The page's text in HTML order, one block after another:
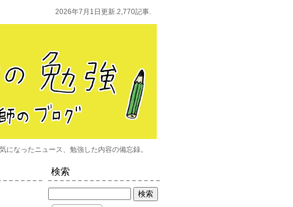
2026年7月1日更新.2,770記事.
なったニュース、勉強した内容の備忘録。
検索